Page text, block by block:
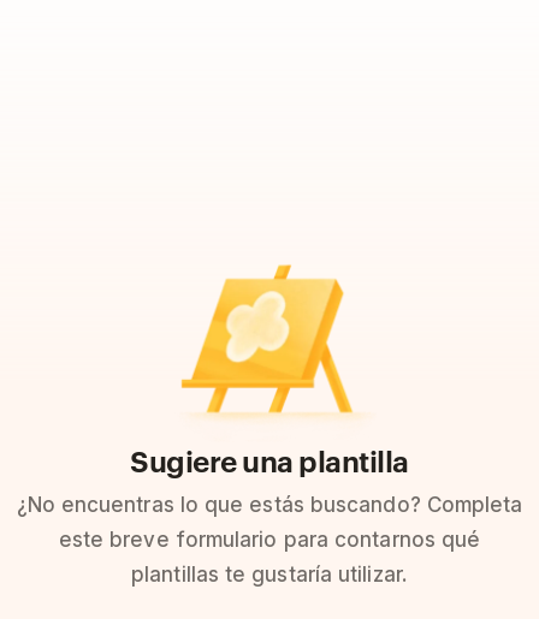
Sugiere una plantilla
¿No encuentras lo que estás buscando? Completa
este breve formulario para contarnos qué
plantillas te gustaría utilizar.